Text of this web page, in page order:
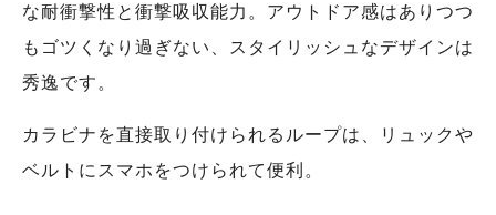
な耐衝撃性と衝撃吸収能力。アウトドア感はありつつ
もゴツくなり過ぎない、スタイリッシュなデザインは
秀逸です。
カラビナを直接取り付けられるループは、リュックや
ベルトにスマホをつけられて便利。